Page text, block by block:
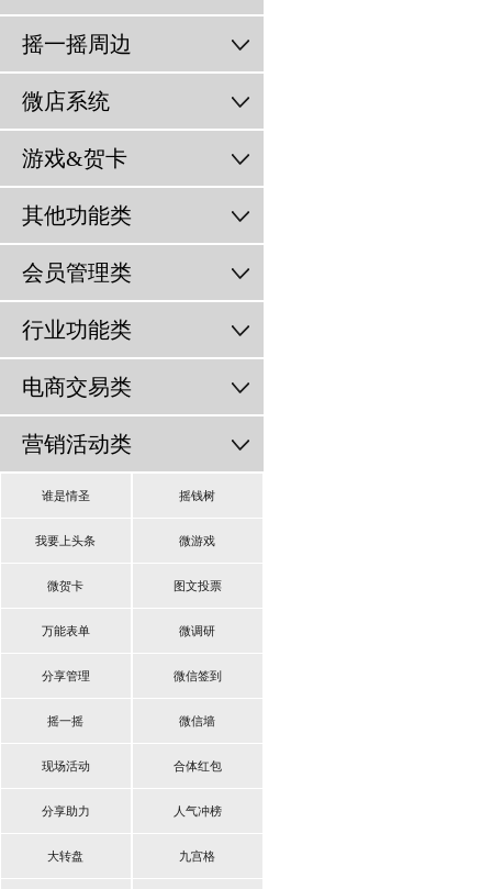
摇一摇周边
微店系统
游戏&贺卡
其他功能类
会员管理类
行业功能类
电商交易类
营销活动类
谁是情圣 摇钱树
我要上头条 微游戏
微贺卡 图文投票
万能表单 微调研
分享管理 微信签到
摇一摇 微信墙
现场活动 合体红包
分享助力 人气冲榜
大转盘 九宫格